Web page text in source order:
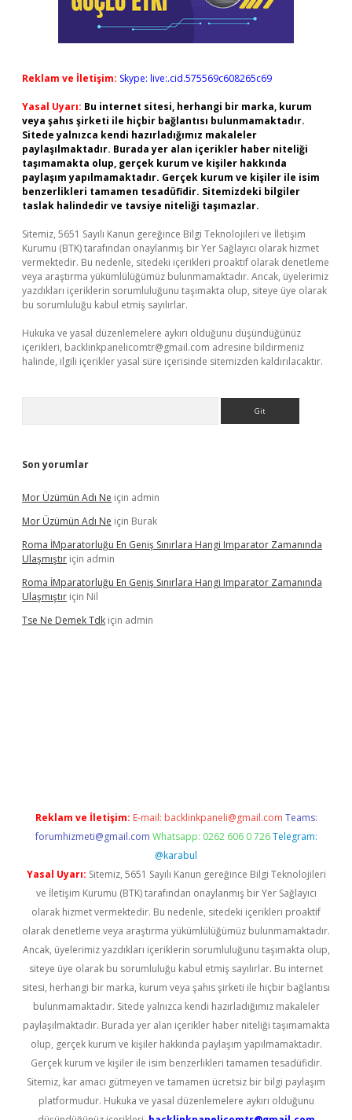
Reklam ve İletişim: Skype: live:.cid.575569c608265c69
Yasal Uyarı: Bu internet sitesi, herhangi bir marka, kurum
veya şahıs şirketi ile hiçbir bağlantısı bulunmamaktadır.
Sitede yalnızca kendi hazırladığımız makaleler
paylaşılmaktadır. Burada yer alan içerikler haber niteliği
taşımamakta olup, gerçek kurum ve kişiler hakkında
paylaşım yapılmamaktadır. Gerçek kurum ve kişiler ile isim
benzerlikleri tamamen tesadüfidir. Sitemizdeki bilgiler
taslak halindedir ve tavsiye niteliği taşımazlar.
Sitemiz, 5651 Sayılı Kanun gereğince Bilgi Teknolojileri ve İletişim
Kurumu (BTK) tarafından onaylanmış bir Yer Sağlayıcı olarak hizmet
vermektedir. Bu nedenle, sitedeki içerikleri proaktif olarak denetleme
veya araştırma yükümlülüğümüz bulunmamaktadır. Ancak, üyelerimiz
yazdıkları içeriklerin sorumluluğunu taşımakta olup, siteye üye olarak
bu sorumluluğu kabul etmiş sayılırlar.
Hukuka ve yasal düzenlemelere aykırı olduğunu düşündüğünüz
içerikleri, backlinkpanelicomtr@gmail.com adresine bildirmeniz
halinde, ilgili içerikler yasal süre içerisinde sitemizden kaldırılacaktır.
Son yorumlar
Mor Üzümün Adı Ne için admin
Mor Üzümün Adı Ne için Burak
Roma İMparatorluğu En Geniş Sınırlara Hangi Imparator Zamanında
Ulaşmıştır için admin
Roma İMparatorluğu En Geniş Sınırlara Hangi Imparator Zamanında
Ulaşmıştır için Nil
Tse Ne Demek Tdk için admin
Reklam ve İletişim: E-mail: backlinkpaneli@gmail.com Teams:
forumhizmeti@gmail.com Whatsapp: 0262 606 0 726 Telegram:
@karabul
Yasal Uyarı: Sitemiz, 5651 Sayılı Kanun gereğince Bilgi Teknolojileri
ve İletişim Kurumu (BTK) tarafından onaylanmış bir Yer Sağlayıcı
olarak hizmet vermektedir. Bu nedenle, sitedeki içerikleri proaktif
olarak denetleme veya araştırma yükümlülüğümüz bulunmamaktadır.
Ancak, üyelerimiz yazdıkları içeriklerin sorumluluğunu taşımakta olup,
siteye üye olarak bu sorumluluğu kabul etmiş sayılırlar. Bu internet
sitesi, herhangi bir marka, kurum veya şahıs şirketi ile hiçbir bağlantısı
bulunmamaktadır. Sitede yalnızca kendi hazırladığımız makaleler
paylaşılmaktadır. Burada yer alan içerikler haber niteliği taşımamakta
olup, gerçek kurum ve kişiler hakkında paylaşım yapılmamaktadır.
Gerçek kurum ve kişiler ile isim benzerlikleri tamamen tesadüfidir.
Sitemiz, kar amacı gütmeyen ve tamamen ücretsiz bir bilgi paylaşım
platformudur. Hukuka ve yasal düzenlemelere aykırı olduğunu